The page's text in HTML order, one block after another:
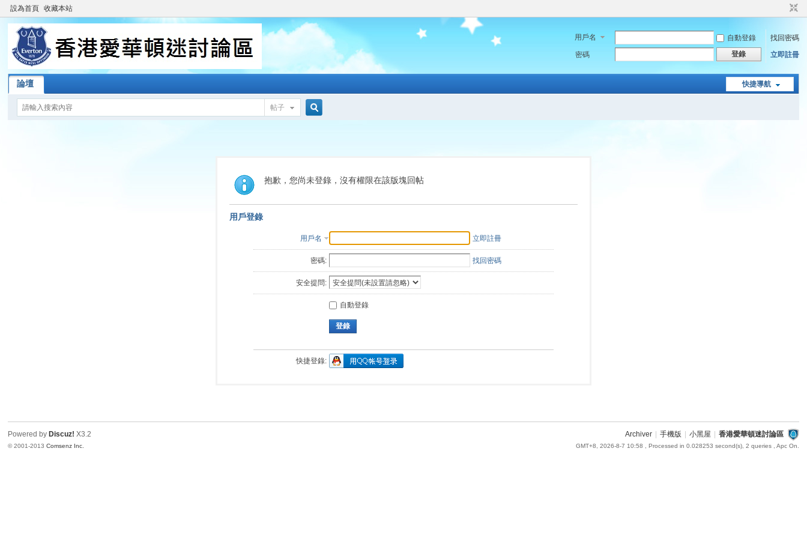
設為首頁 收藏本站
用戶名 自動登錄
找回密碼
密碼
登錄 立即註冊
快捷導航
論壇
帖子
索
抱歉，您尚未登錄，沒有權限在該版塊回帖
用戶登錄
用戶名 立即註冊
密碼: 找回密碼
安全提問:
自動登錄
登錄
快捷登錄:
Archiver 手機版 小黑屋 香港愛華頓迷討論區
GMT+8, 2026-8-7 10:58 , Processed in 0.028253 second(s), 2 queries , Apc On.
Powered by Discuz! X3.2
© 2001-2013Comsenz Inc.